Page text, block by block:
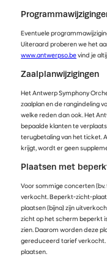
Eventuele
Uiteraard proberen we het
www.antwerpso.bevind je
Zaalplanwijzigingen
Het Antwerp Symphony
zaalplan en de rangindeling
welke reden dan ook. Het
bepaalde klanten te
terugbetaling van het ticket.
krijgt, wordt er geen
Plaatsen met
Voor sommige concerten
verkocht. Beperkt-zicht-
plaatsen (bijna) zijn
zicht op het scherm beperkt
zien. Daarom worden deze
gereduceerd tarief verkocht.
plaatsen.